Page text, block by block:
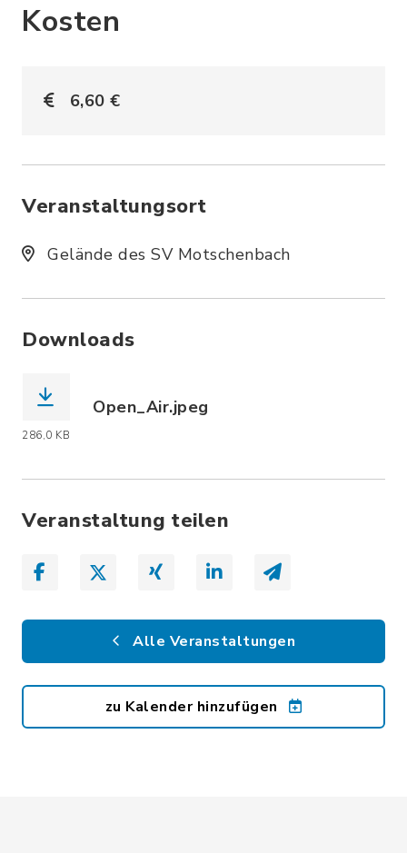
Kosten
6,60 €
Veranstaltungsort
Gelände des SV Motschenbach
Downloads
286,0 KB
Open_Air.jpeg
Veranstaltung teilen
Alle Veranstaltungen
zu Kalender hinzufügen